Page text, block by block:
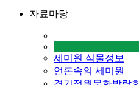
자료마당
세미원 식물정보
언론속의 세미원